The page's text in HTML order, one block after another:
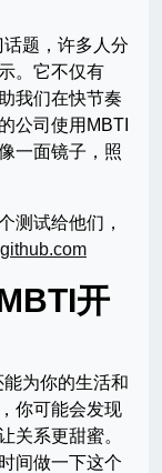
题，许多人分
。它不仅有
我们在快节奏
公司使用MBTI
一面镜子，照
测试给他们，
开
为你的生活和
你可能会发现
关系更甜蜜。
间做一下这个